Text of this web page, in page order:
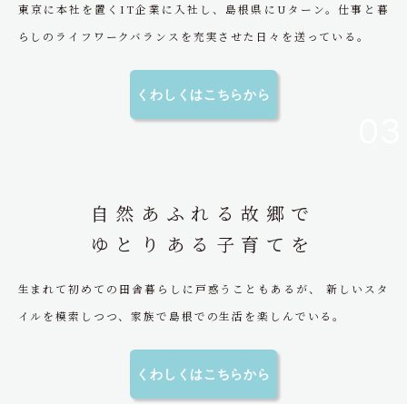
東京に本社を置くIT企業に入社し、島根県にUターン。仕事と暮
らしのライフワークバランスを充実させた日々を送っている。
くわしくはこちらから
自然あふれる故郷で
ゆとりある子育てを
生まれて初めての田舎暮らしに戸惑うこともあるが、 新しいスタ
イルを模索しつつ、家族で島根での生活を楽しんでいる。
くわしくはこちらから